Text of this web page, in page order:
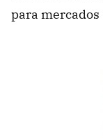
para